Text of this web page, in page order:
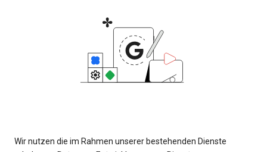
Wir nutzen die im Rahmen unserer bestehenden Dienste